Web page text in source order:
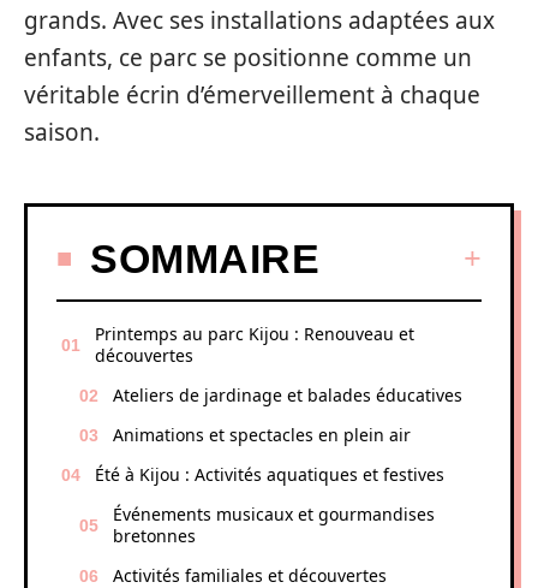
grands. Avec ses installations adaptées aux
enfants, ce parc se positionne comme un
véritable écrin d’émerveillement à chaque
saison.
SOMMAIRE
Printemps au parc Kijou : Renouveau et
découvertes
Ateliers de jardinage et balades éducatives
Animations et spectacles en plein air
Été à Kijou : Activités aquatiques et festives
Événements musicaux et gourmandises
bretonnes
Activités familiales et découvertes